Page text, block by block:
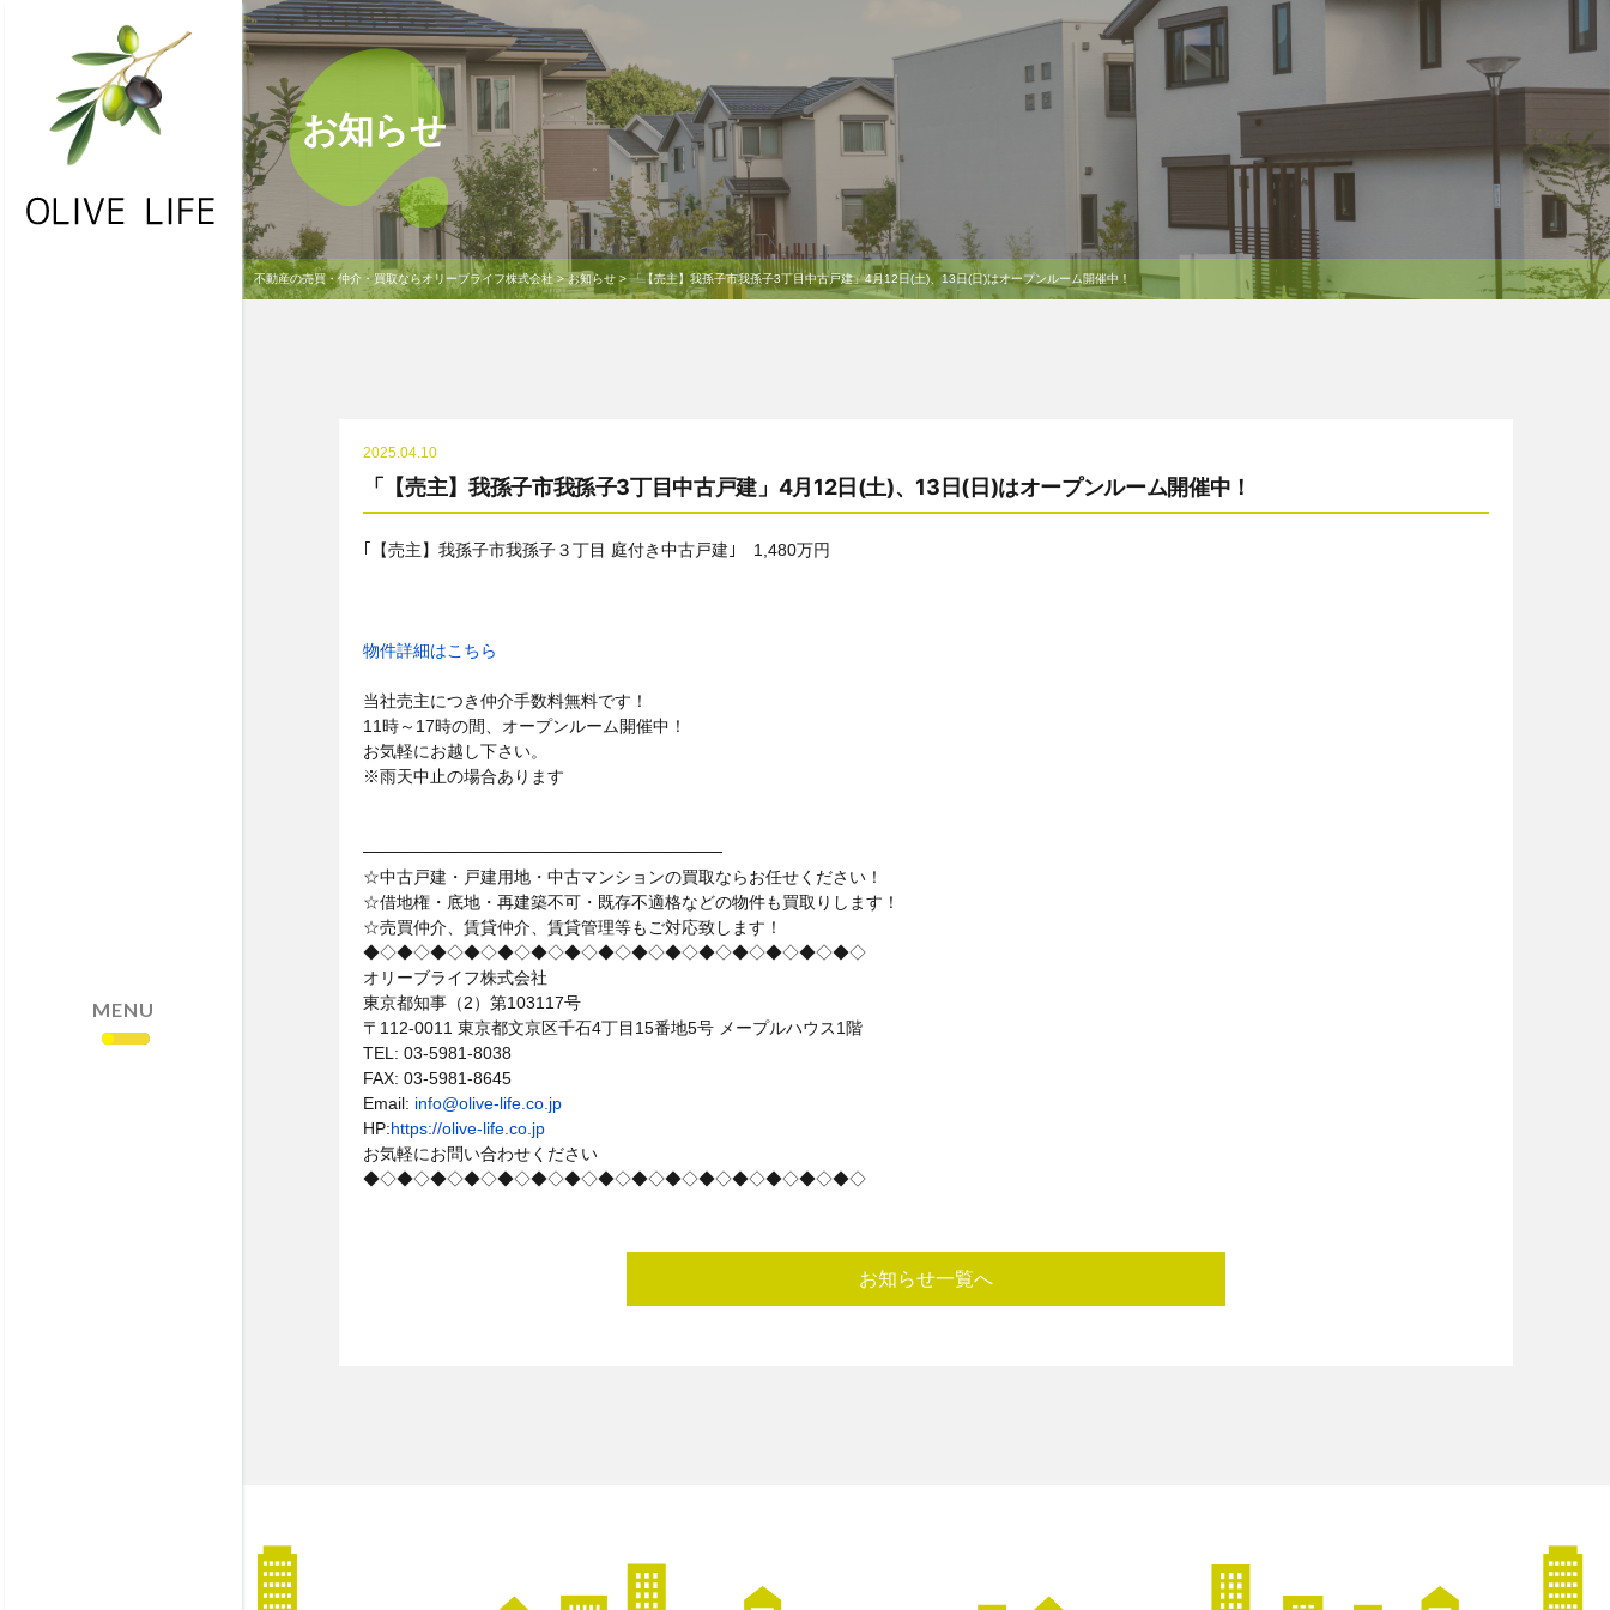
MENU
お知らせ
不動産の売買・仲介・買取ならオリーブライフ株式会社>お知らせ>「【売主】我孫子市我孫子3丁目中古戸建」4月12日(土)、13日(日)はオープンルーム開催中！
2025.04.10
「【売主】我孫子市我孫子3丁目中古戸建」4月12日(土)、13日(日)はオープンルーム開催中！
｢【売主】我孫子市我孫子３丁目 庭付き中古戸建｣ 1,480万円
物件詳細はこちら
当社売主につき仲介手数料無料です！
11時～17時の間、オープンルーム開催中！
お気軽にお越し下さい。
※雨天中止の場合あります
──────────────────────────────
☆中古戸建・戸建用地・中古マンションの買取ならお任せください！
☆借地権・底地・再建築不可・既存不適格などの物件も買取りします！
☆売買仲介、賃貸仲介、賃貸管理等もご対応致します！
◆◇◆◇◆◇◆◇◆◇◆◇◆◇◆◇◆◇◆◇◆◇◆◇◆◇◆◇◆◇
オリーブライフ株式会社
東京都知事（2）第103117号
〒112-0011 東京都文京区千石4丁目15番地5号 メープルハウス1階
TEL: 03-5981-8038
FAX: 03-5981-8645
Email: info@olive-life.co.jp
HP:https://olive-life.co.jp
お気軽にお問い合わせください
◆◇◆◇◆◇◆◇◆◇◆◇◆◇◆◇◆◇◆◇◆◇◆◇◆◇◆◇◆◇
お知らせ一覧へ